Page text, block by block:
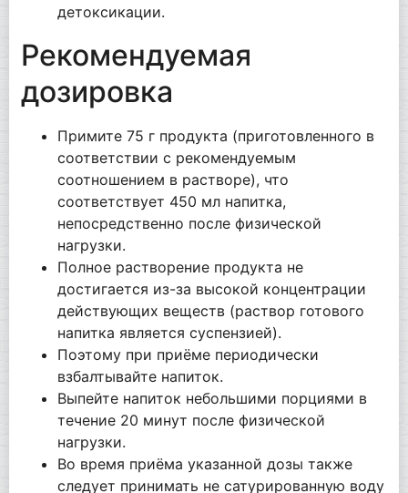
детоксикации.
Рекомендуемая
дозировка
Примите 75 г продукта (приготовленного в
соответствии с рекомендуемым
соотношением в растворе), что
соответствует 450 мл напитка,
непосредственно после физической
нагрузки.
Полное растворение продукта не
достигается из-за высокой концентрации
действующих веществ (раствор готового
напитка является суспензией).
Поэтому при приёме периодически
взбалтывайте напиток.
Выпейте напиток небольшими порциями в
течение 20 минут после физической
нагрузки.
Во время приёма указанной дозы также
следует принимать не сатурированную воду